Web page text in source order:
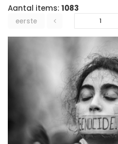
Aantal items: 1083
eerste